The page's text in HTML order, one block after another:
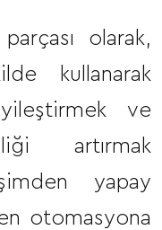
olarak,
kullanarak
ve
artırmak
yapay
otomasyona